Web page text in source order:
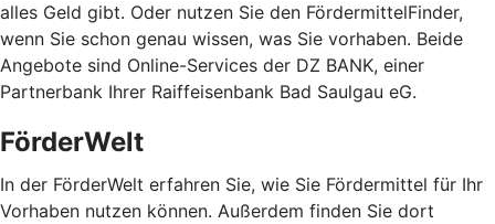
alles Geld gibt. Oder nutzen Sie den FördermittelFinder,
wenn Sie schon genau wissen, was Sie vorhaben. Beide
Angebote sind Online-Services der DZ BANK, einer
Partnerbank Ihrer Raiffeisenbank Bad Saulgau eG.
FörderWelt
In der FörderWelt erfahren Sie, wie Sie Fördermittel für Ihr
Vorhaben nutzen können. Außerdem finden Sie dort